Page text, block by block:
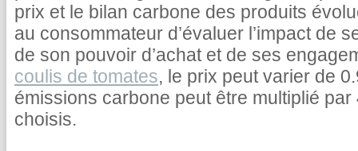
prix et le bilan carbone des produits
au consommateur d’évaluer l’impact de
de son pouvoir d’achat et de ses
coulis de tomates, le prix peut varier de
émissions carbone peut être multiplié
choisis.